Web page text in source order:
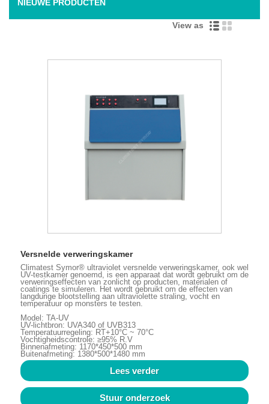
NIEUWE PRODUCTEN
View as
Versnelde verweringskamer
Climatest Symor® ultraviolet versnelde verweringskamer, ook wel
UV-testkamer genoemd, is een apparaat dat wordt gebruikt om de
verweringseffecten van zonlicht op producten, materialen of
coatings te simuleren. Het wordt gebruikt om de effecten van
langdurige blootstelling aan ultraviolette straling, vocht en
temperatuur op monsters te testen.
Model: TA-UV
UV-lichtbron: UVA340 of UVB313
Temperatuurregeling: RT+10°C ~ 70°C
Vochtigheidscontrole: ≥95% R.V
Binnenafmeting: 1170*450*500 mm
Buitenafmeting: 1380*500*1480 mm
Lees verder
Stuur onderzoek